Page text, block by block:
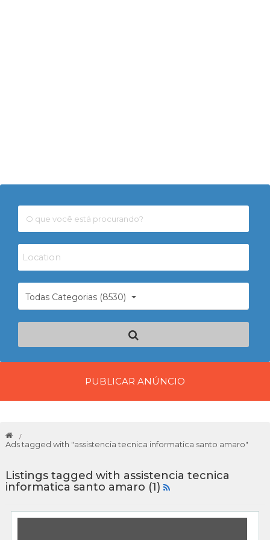
Todas Categorias (8530)
PUBLICAR ANÚNCIO
Ads tagged with "assistencia tecnica informatica santo amaro"
Listings tagged with assistencia tecnica
informatica santo amaro (1)